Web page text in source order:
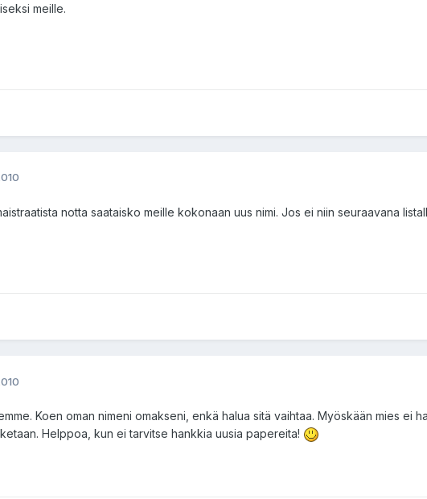
meille.
notta saataisko meille kokonaan uus nimi. Jos ei niin seuraavana
Koen oman nimeni omakseni, enkä halua sitä vaihtaa. Myöskään mies ei
Helppoa, kun ei tarvitse hankkia uusia papereita!